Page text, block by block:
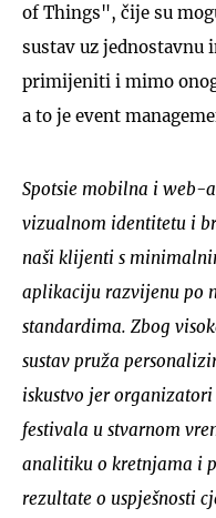
of Things", čije su
sustav uz jednostavnu
primijeniti i mimo
a to je event
Spotsie mobilna i web-
vizualnom identitetu i
naši klijenti s
aplikaciju razvijenu po
standardima. Zbog
sustav pruža
iskustvo jer
festivala u stvarnom
analitiku o kretnjama i
rezultate o uspješnosti